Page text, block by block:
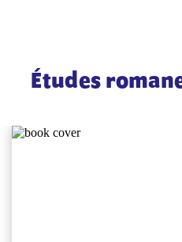
Études